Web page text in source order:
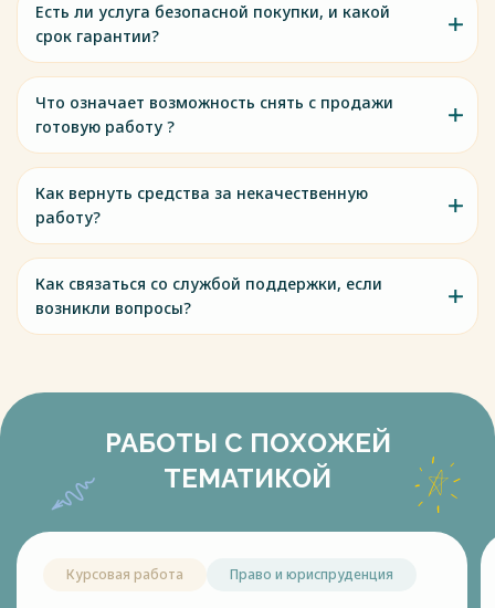
Есть ли услуга безопасной покупки, и какой
срок гарантии?
Что означает возможность снять с продажи
готовую работу ?
Как вернуть средства за некачественную
работу?
Как связаться со службой поддержки, если
возникли вопросы?
РАБОТЫ С ПОХОЖЕЙ
ТЕМАТИКОЙ
Курсовая работа Право и юриспруденция